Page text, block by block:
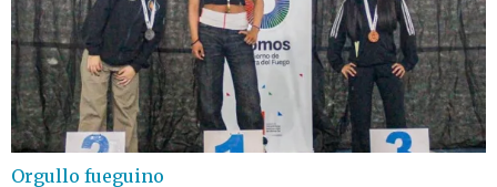
Orgullo fueguino